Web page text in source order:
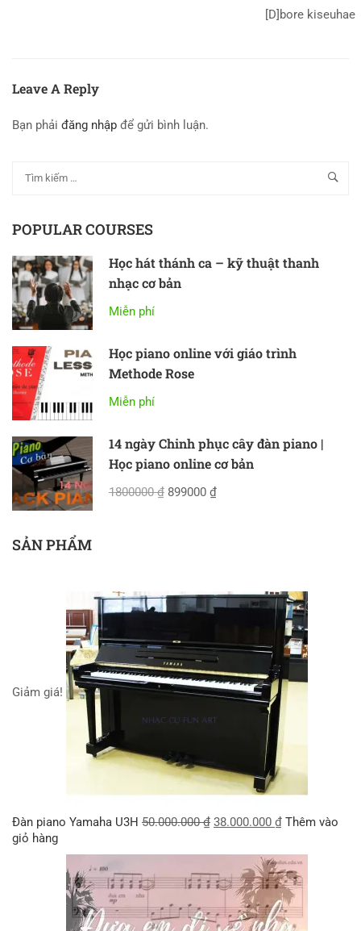
[D]bore kiseuhae
Leave A Reply
Bạn phải đăng nhập để gửi bình luận.
POPULAR COURSES
Học hát thánh ca – kỹ thuật thanh
nhạc cơ bản
Miễn phí
Học piano online với giáo trình
Methode Rose
Miễn phí
14 ngày Chinh phục cây đàn piano |
Học piano online cơ bản
1800000 ₫ 899000 ₫
SẢN PHẨM
Giảm giá!
Đàn piano Yamaha U3H 50.000.000₫ 38.000.000 ₫ Thêm vào
giỏ hàng